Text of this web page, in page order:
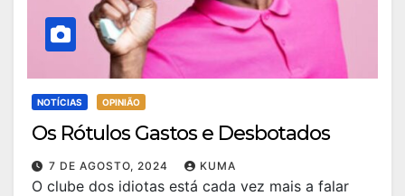
NOTÍCIAS OPINIÃO
Os Rótulos Gastos e Desbotados
7 DE AGOSTO, 2024 KUMA
O clube dos idiotas está cada vez mais a falar